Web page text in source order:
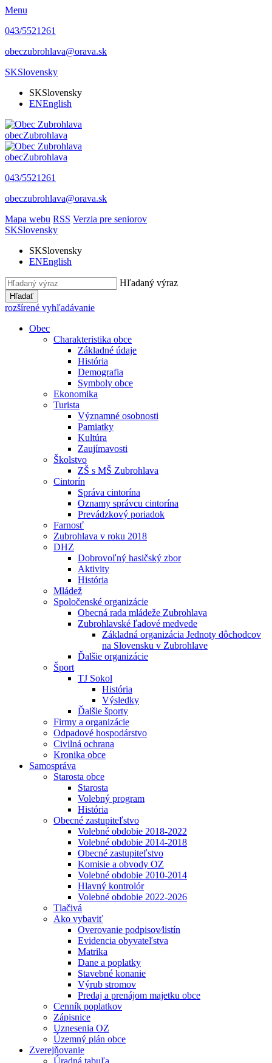
Menu
043/5521261
obeczubrohlava@orava.sk
SKSlovensky
SKSlovensky
ENEnglish
obecZubrohlava
obecZubrohlava
043/5521261
obeczubrohlava@orava.sk
Mapa webu RSS Verzia pre seniorov
SKSlovensky
SKSlovensky
ENEnglish
Hľadaný výraz
Hľadať
rozšírené vyhľadávanie
Obec
Charakteristika obce
Základné údaje
História
Demografia
Symboly obce
Ekonomika
Turista
Významné osobnosti
Pamiatky
Kultúra
Zaujímavosti
Školstvo
ZŠ s MŠ Zubrohlava
Cintorín
Správa cintorína
Oznamy správcu cintorína
Prevádzkový poriadok
Farnosť
Zubrohlava v roku 2018
DHZ
Dobrovoľný hasičský zbor
Aktivity
História
Mládež
Spoločenské organizácie
Obecná rada mládeže Zubrohlava
Zubrohlavské ľadové medvede
Základná organizácia Jednoty dôchodcov
na Slovensku v Zubrohlave
Ďalšie organizácie
Šport
TJ Sokol
História
Výsledky
Ďalšie športy
Firmy a organizácie
Odpadové hospodárstvo
Civilná ochrana
Kronika obce
Samospráva
Starosta obce
Starosta
Volebný program
História
Obecné zastupiteľstvo
Volebné obdobie 2018-2022
Volebné obdobie 2014-2018
Obecné zastupiteľstvo
Komisie a obvody OZ
Volebné obdobie 2010-2014
Hlavný kontrolór
Volebné obdobie 2022-2026
Tlačivá
Ako vybaviť
Overovanie podpisov⁄listín
Evidencia obyvateľstva
Matrika
Dane a poplatky
Stavebné konanie
Výrub stromov
Predaj a prenájom majetku obce
Cenník poplatkov
Zápisnice
Uznesenia OZ
Územný plán obce
Zverejňovanie
Úradná tabuľa